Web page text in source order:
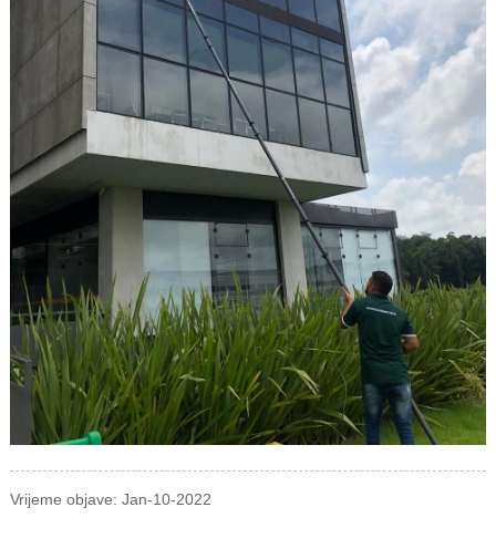
Vrijeme objave: Jan-10-2022